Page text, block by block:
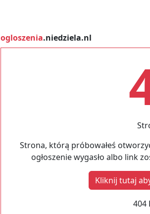
ogloszenia.niedziela.nl
Strona, którą próbowałeś
ogłoszenie wygasło albo link
Kliknij tutaj
404